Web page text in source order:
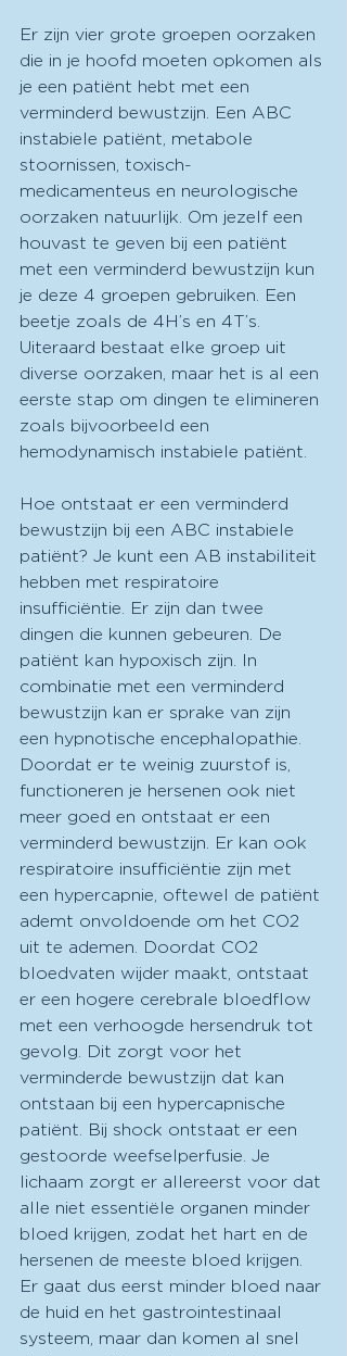
Er zijn vier grote groepen oorzaken
die in je hoofd moeten opkomen als
je een patiënt hebt met een
verminderd bewustzijn. Een ABC
instabiele patiënt, metabole
stoornissen, toxisch-
medicamenteus en neurologische
oorzaken natuurlijk. Om jezelf een
houvast te geven bij een patiënt
met een verminderd bewustzijn kun
je deze 4 groepen gebruiken. Een
beetje zoals de 4H’s en 4T’s.
Uiteraard bestaat elke groep uit
diverse oorzaken, maar het is al een
eerste stap om dingen te elimineren
zoals bijvoorbeeld een
hemodynamisch instabiele patiënt.
Hoe ontstaat er een verminderd
bewustzijn bij een ABC instabiele
patiënt? Je kunt een AB instabiliteit
hebben met respiratoire
insufficiëntie. Er zijn dan twee
dingen die kunnen gebeuren. De
patiënt kan hypoxisch zijn. In
combinatie met een verminderd
bewustzijn kan er sprake van zijn
een hypnotische encephalopathie.
Doordat er te weinig zuurstof is,
functioneren je hersenen ook niet
meer goed en ontstaat er een
verminderd bewustzijn. Er kan ook
respiratoire insufficiëntie zijn met
een hypercapnie, oftewel de patiënt
ademt onvoldoende om het CO2
uit te ademen. Doordat CO2
bloedvaten wijder maakt, ontstaat
er een hogere cerebrale bloedflow
met een verhoogde hersendruk tot
gevolg. Dit zorgt voor het
verminderde bewustzijn dat kan
ontstaan bij een hypercapnische
patiënt. Bij shock ontstaat er een
gestoorde weefselperfusie. Je
lichaam zorgt er allereerst voor dat
alle niet essentiële organen minder
bloed krijgen, zodat het hart en de
hersenen de meeste bloed krijgen.
Er gaat dus eerst minder bloed naar
de huid en het gastrointestinaal
systeem, maar dan komen al snel